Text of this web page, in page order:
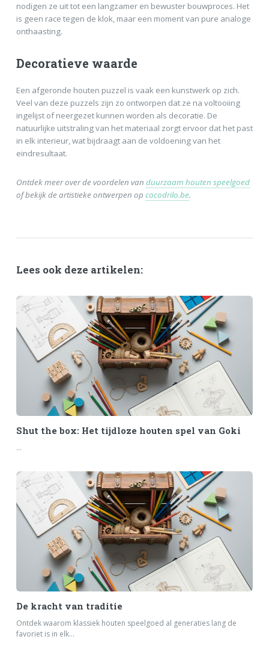
nodigen ze uit tot een langzamer en bewuster bouwproces. Het
is geen race tegen de klok, maar een moment van pure analoge
onthaasting.
Decoratieve waarde
Een afgeronde houten puzzel is vaak een kunstwerk op zich.
Veel van deze puzzels zijn zo ontworpen dat ze na voltooiing
ingelijst of neergezet kunnen worden als decoratie. De
natuurlijke uitstraling van het materiaal zorgt ervoor dat het past
in elk interieur, wat bijdraagt aan de voldoening van het
eindresultaat.
Ontdek meer over de voordelen van duurzaam houten speelgoed
of bekijk de artistieke ontwerpen op cocodrilo.be.
Lees ook deze artikelen:
Shut the box: Het tijdloze houten spel van Goki
...
De kracht van traditie
Ontdek waarom klassiek houten speelgoed al generaties lang de
favoriet is in elk...